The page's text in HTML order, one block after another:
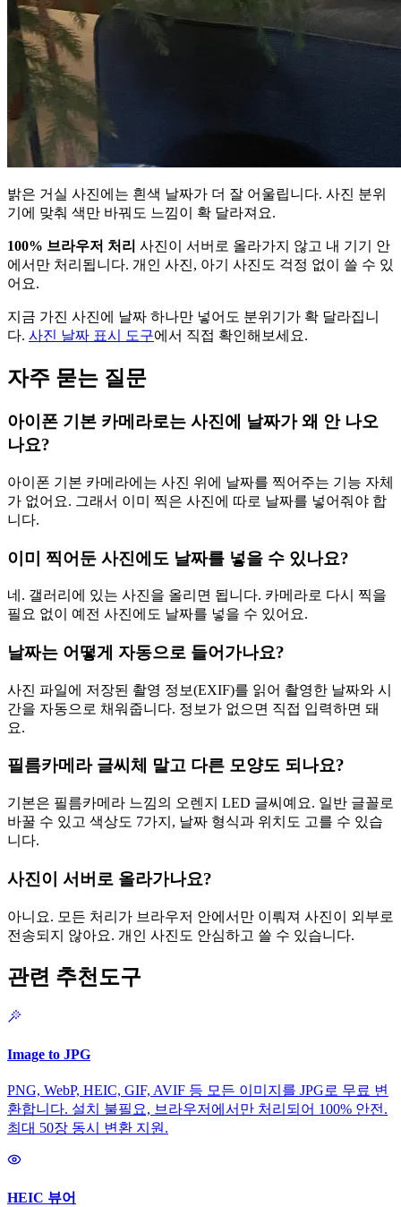
밝은 거실 사진에는 흰색 날짜가 더 잘 어울립니다. 사진 분위
기에 맞춰 색만 바꿔도 느낌이 확 달라져요.
100% 브라우저 처리 사진이 서버로 올라가지 않고 내 기기 안
에서만 처리됩니다. 개인 사진, 아기 사진도 걱정 없이 쓸 수 있
어요.
지금 가진 사진에 날짜 하나만 넣어도 분위기가 확 달라집니
다. 사진 날짜 표시 도구에서 직접 확인해보세요.
자주 묻는 질문
아이폰 기본 카메라로는 사진에 날짜가 왜 안 나오
나요?
아이폰 기본 카메라에는 사진 위에 날짜를 찍어주는 기능 자체
가 없어요. 그래서 이미 찍은 사진에 따로 날짜를 넣어줘야 합
니다.
이미 찍어둔 사진에도 날짜를 넣을 수 있나요?
네. 갤러리에 있는 사진을 올리면 됩니다. 카메라로 다시 찍을
필요 없이 예전 사진에도 날짜를 넣을 수 있어요.
날짜는 어떻게 자동으로 들어가나요?
사진 파일에 저장된 촬영 정보(EXIF)를 읽어 촬영한 날짜와 시
간을 자동으로 채워줍니다. 정보가 없으면 직접 입력하면 돼
요.
필름카메라 글씨체 말고 다른 모양도 되나요?
기본은 필름카메라 느낌의 오렌지 LED 글씨예요. 일반 글꼴로
바꿀 수 있고 색상도 7가지, 날짜 형식과 위치도 고를 수 있습
니다.
사진이 서버로 올라가나요?
아니요. 모든 처리가 브라우저 안에서만 이뤄져 사진이 외부로
전송되지 않아요. 개인 사진도 안심하고 쓸 수 있습니다.
관련 추천도구
Image to JPG
PNG, WebP, HEIC, GIF, AVIF 등 모든 이미지를 JPG로 무료 변
환합니다. 설치 불필요, 브라우저에서만 처리되어 100% 안전.
최대 50장 동시 변환 지원.
HEIC 뷰어